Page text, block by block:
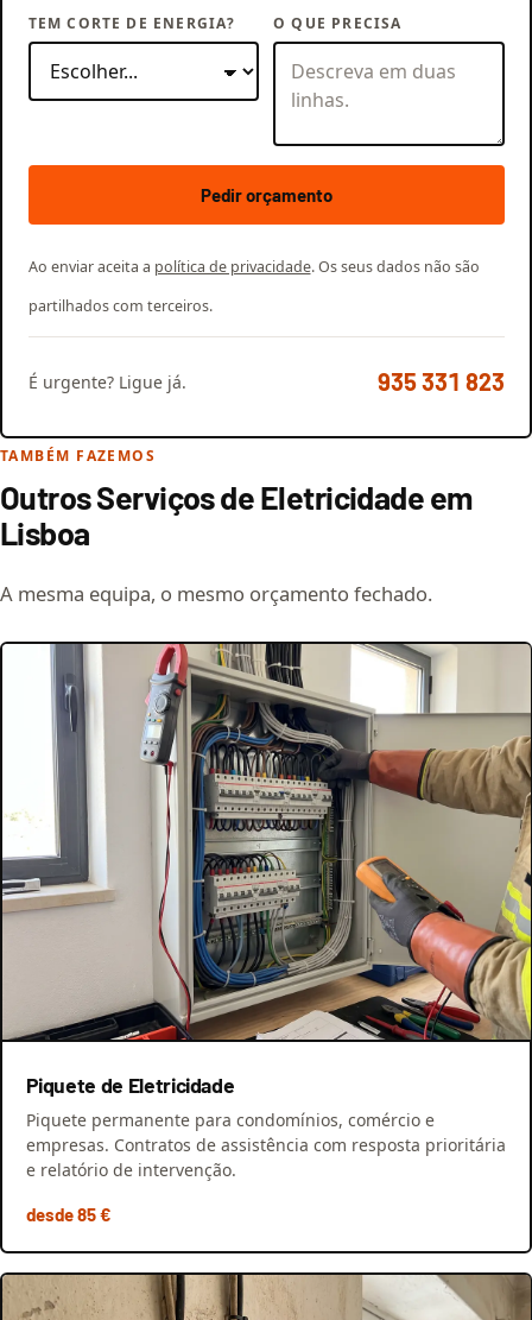
TEM CORTE DE ENERGIA? O QUE PRECISA
Pedir orçamento
Ao enviar aceita a política de privacidade. Os seus dados não são
partilhados com terceiros.
É urgente? Ligue já. 935 331 823
TAMBÉM FAZEMOS
Outros Serviços de Eletricidade em
Lisboa
A mesma equipa, o mesmo orçamento fechado.
Piquete de Eletricidade
Piquete permanente para condomínios, comércio e
empresas. Contratos de assistência com resposta prioritária
e relatório de intervenção.
desde 85 €